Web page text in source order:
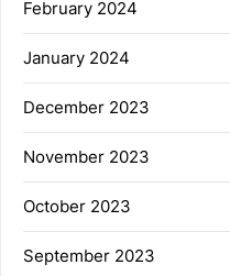
February 2024
January 2024
December 2023
November 2023
October 2023
September 2023